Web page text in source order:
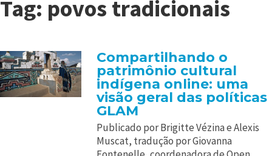
Contato
Perguntas frequentes (FAQ)
Contato
Perguntas frequentes (FAQ)
Tag: povos tradicionais
Compartilhando o
patrimônio cultural
indígena online: uma
visão geral das políticas
GLAM
Publicado por Brigitte Vézina e Alexis
Muscat, tradução por Giovanna